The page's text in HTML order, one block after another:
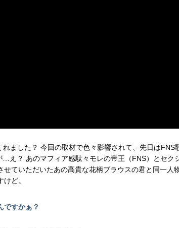
ました？ 今回の取材で色々影響されて、先日はFNS
え？ あのマフィア感駄々モレの帝王（FNS）とセク
ていただいたあの高貴な花柄ブラウスの君と同一人
ど。
すかぁ？